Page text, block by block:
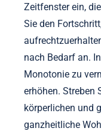
Zeitfenster ein,
Sie den
nach Bedarf an.
Monotonie zu
erhöhen. Streben
körperlichen und
ganzheitliche